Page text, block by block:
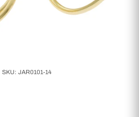
SKU: JAR0101-14